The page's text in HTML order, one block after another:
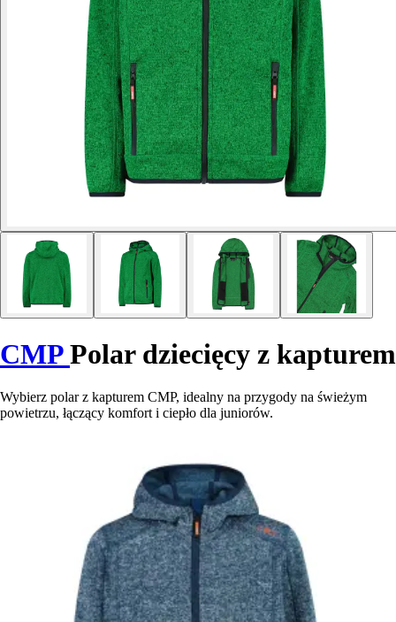
CMPPolar dziecięcy z kapturem
Wybierz polar z kapturem CMP, idealny na przygody na świeżym
powietrzu, łączący komfort i ciepło dla juniorów.